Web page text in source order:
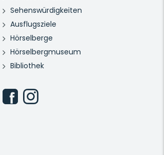
Sehenswürdigkeiten
Ausflugsziele
Hörselberge
Hörselbergmuseum
Bibliothek